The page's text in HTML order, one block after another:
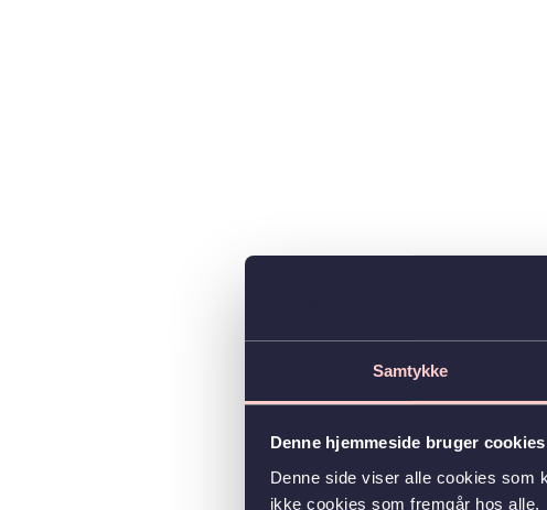
Samtykke
Denne hjemmeside bruger cookies
Denne side viser alle cookies som
ikke cookies som fremgår hos alle.